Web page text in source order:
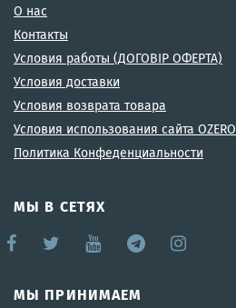
О нас
Контакты
Условия работы (ДОГОВІР ОФЕРТА)
Условия доставки
Условия возврата товара
Условия использования сайта OZERO
Политика Конфеденциальности
МЫ В СЕТЯХ
МЫ ПРИНИМАЕМ